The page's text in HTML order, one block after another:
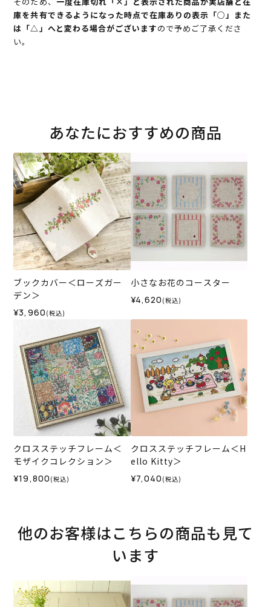
庫を共有できるようになった時点で在庫ありの表示「○」また
は「△」へと変わる場合がございますので予めご了承くださ
い。
あなたにおすすめの商品
ブックカバー＜ローズガー
デン＞
¥3,960 (税込)
小さなお花のコースター
¥4,620 (税込)
クロスステッチフレーム＜
モザイクコレクション＞
¥19,800 (税込)
クロスステッチフレーム＜H
ello Kitty＞
¥7,040 (税込)
他のお客様はこちらの商品も見て
います